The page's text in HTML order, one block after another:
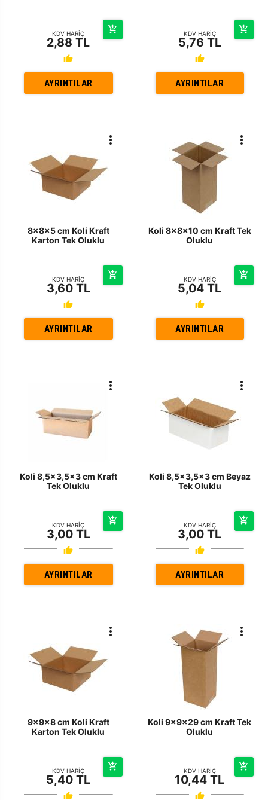
KDV HARİÇ
2,88 TL
AYRINTILAR
KDV HARİÇ
5,76 TL
AYRINTILAR
8x8x5 cm Koli Kraft
Karton Tek Oluklu
KDV HARİÇ
3,60 TL
AYRINTILAR
Koli 8x8x10 cm Kraft Tek
Oluklu
KDV HARİÇ
5,04 TL
AYRINTILAR
Koli 8,5x3,5x3 cm Kraft
Tek Oluklu
KDV HARİÇ
3,00 TL
AYRINTILAR
Koli 8,5x3,5x3 cm Beyaz
Tek Oluklu
KDV HARİÇ
3,00 TL
AYRINTILAR
9x9x8 cm Koli Kraft
Karton Tek Oluklu
KDV HARİÇ
5,40 TL
Koli 9x9x29 cm Kraft Tek
Oluklu
KDV HARİÇ
10,44 TL